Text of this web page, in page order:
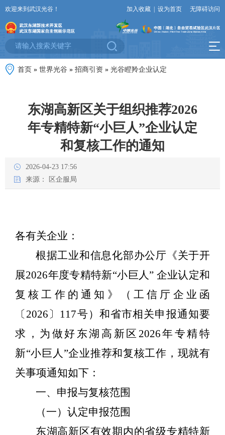
欢迎来到武汉光谷！ 加入收藏 设为首页 无障碍访问
首页 » 世界光谷 » 招商引资 » 光谷瞪羚企业认定
东湖高新区关于组织推荐2026
年专精特新“小巨人”企业认定
和复核工作的通知
2026-04-23 17:56
来源：
区企服局
各有关企业：
根据工业和信息化部办公厅《关于开
展2026年度专精特新“小巨人” 企业认定和
复核工作的通知》（工信厅企业函
〔 2026 〕 117号）和省市相关申报通知要
求，为做好东湖高新区 2026年专精特
新“小巨人”企业推荐和复核工作，现就有
关事项通知如下：
一、申报与复核范围
（一）认定申报范围
东湖高新区有效期内的省级专精特新